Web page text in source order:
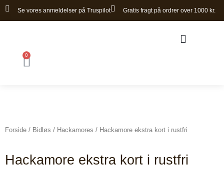
Gå
Se vores anmeldelser på Truspilot Gratis fragt på ordrer over 1000 kr.
0
Kurv
Forside / Bidløs / Hackamores / Hackamore ekstra kort i rustfri
Hackamore ekstra kort i rustfri